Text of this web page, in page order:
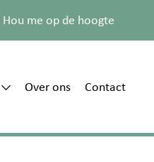
Hou me op de hoogte
Over ons Contact